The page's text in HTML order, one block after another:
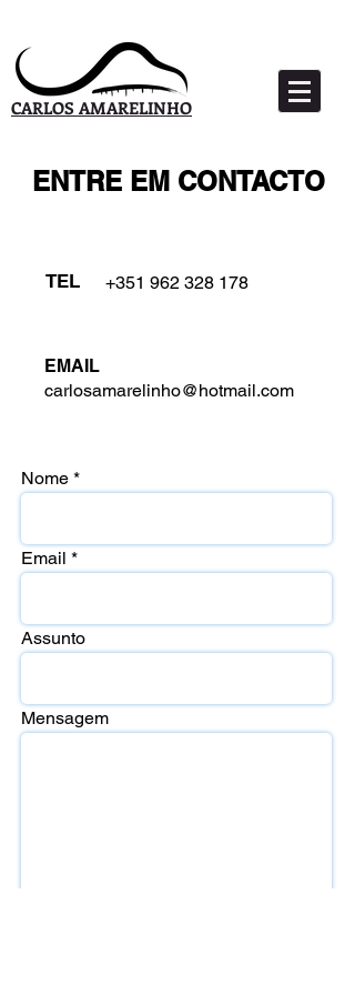
CARLOS AMARELINHO
ENTRE EM CONTACTO
TEL +351 962 328 178
EMAIL
carlosamarelinho@hotmail.com
Nome
Email
Assunto
Mensagem